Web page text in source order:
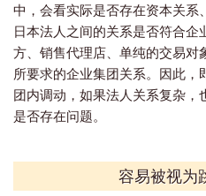
中，会看实际是否存在资本关系
日本法人之间的关系是否符合企
方、销售代理店、单纯的交易对
所要求的企业集团关系。因此
团内调动，如果法人关系复杂，
是否存在问题。
容易被视为